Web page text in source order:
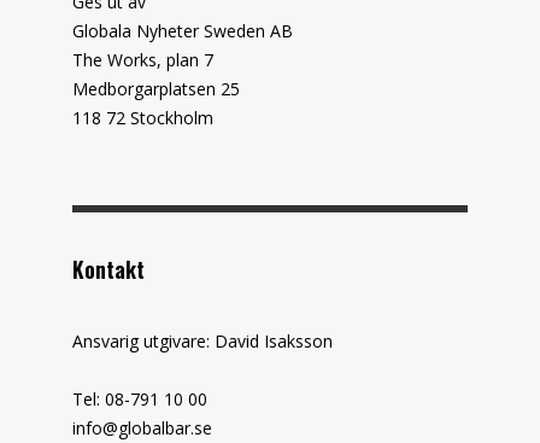
Globala Nyheter Sweden AB
The Works, plan 7
Medborgarplatsen 25
118 72 Stockholm
Kontakt
Ansvarig utgivare: David Isaksson
Tel: 08-791 10 00
info@globalbar.se